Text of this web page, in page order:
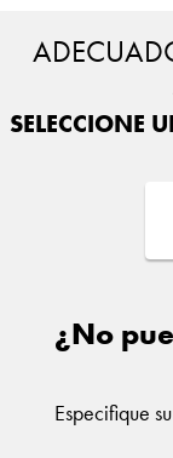
SELECCIONE
¿No
Especifique